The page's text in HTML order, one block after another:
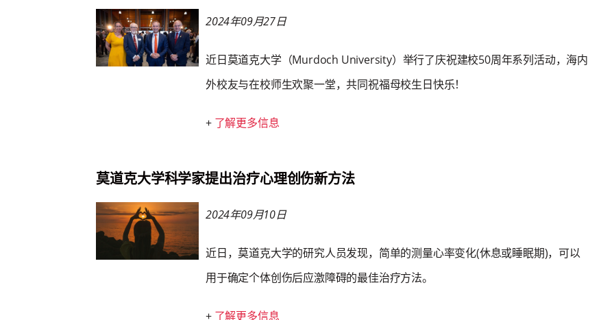
2024年09月27日
近日莫道克大学（Murdoch University）举行了庆祝建校50周年系列活动，海内
外校友与在校师生欢聚一堂，共同祝福母校生日快乐！
+ 了解更多信息
莫道克大学科学家提出治疗心理创伤新方法
2024年09月10日
近日，莫道克大学的研究人员发现，简单的测量心率变化(休息或睡眠期)，可以
用于确定个体创伤后应激障碍的最佳治疗方法。
+ 了解更多信息